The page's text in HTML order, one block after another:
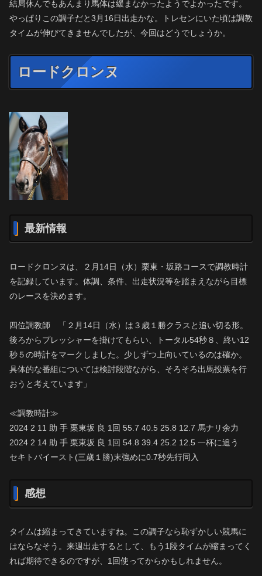
結局休んでもあんまり馬体は緩まなかったようでよかったです。
やっぱりこの調子だと3月16日出走かな。トレセンにいた頃は調教
タイムが伸びてきませんでしたが、今回はどうでしょうか。
ロードクロンヌ
最新情報
ロードクロンヌは、２月14日（水）栗東・坂路コースで調教時計
を記録しています。体調、条件、出走状況等を踏まえながら目標
のレースを決めます。
四位調教師 「２月14日（水）は３歳１勝クラスと追い切る形。
後ろからプレッシャーを掛けてもらい、トータル54秒８、終い12
秒５の時計をマークしました。少しずつ上向いているのは確か。
具体的な番組については検討段階ながら、そろそろ出馬投票を行
おうと考えています」
≪調教時計≫
2024 2 11 助 手 栗東坂 良 1回 55.7 40.5 25.8 12.7 馬ナリ余力
2024 2 14 助 手 栗東坂 良 1回 54.8 39.4 25.2 12.5 一杯に追う
セキトバイースト(三歳１勝)末強めに0.7秒先行同入
感想
タイムは縮まってきていますね。この調子なら恥ずかしい競馬に
はならなそう。来週出走するとして、もう1段タイムが縮まってく
れば期待できるのですが、1回使ってからかもしれません。